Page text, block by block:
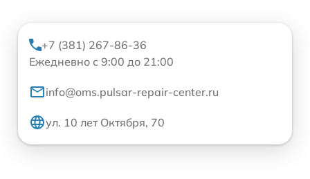
+7 (381) 267-86-36
Ежедневно с 9:00 до 21:00
info@oms.pulsar-repair-center.ru
ул. 10 лет Октября, 70